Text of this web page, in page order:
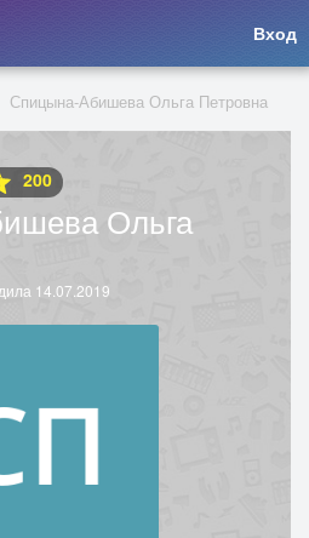
Вход
Спицына-Абишева Ольга Петровна
200
Ольга
14.07.2019